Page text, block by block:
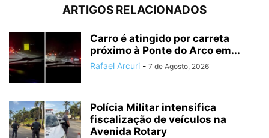
ARTIGOS RELACIONADOS
Carro é atingido por carreta
próximo à Ponte do Arco em...
Rafael Arcuri - 7 de Agosto, 2026
Polícia Militar intensifica
fiscalização de veículos na
Avenida Rotary